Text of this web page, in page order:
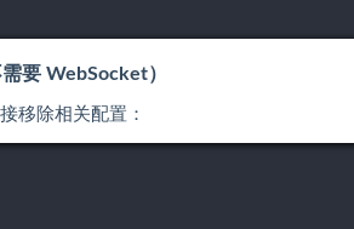
要 WebSocket）
移除相关配置：